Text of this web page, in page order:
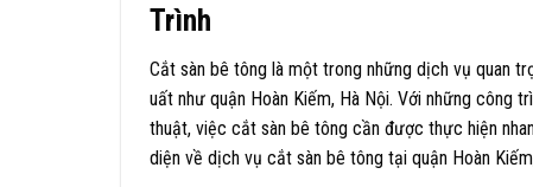
Trình
Cắt sàn bê tông là một trong những dịch vụ quan
uất như quận Hoàn Kiếm, Hà Nội. Với những công
thuật, việc cắt sàn bê tông cần được thực hiện
diện về dịch vụ cắt sàn bê tông tại quận Hoàn